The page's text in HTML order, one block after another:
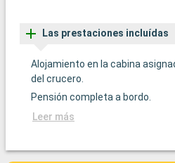
Las prestaciones incluídas
Alojamiento en la cabina
del crucero.
Pensión completa a bordo.
Leer más